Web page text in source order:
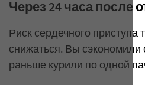
Через 24 часа после
Риск сердечного приступа
снижаться. Вы сэкономили
раньше курили по одной